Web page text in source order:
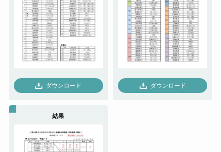
ダウンロード ダウンロード
結果